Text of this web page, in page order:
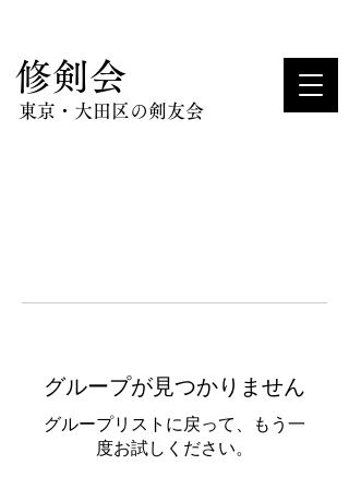
​修剣会
東京・大田区の剣友会
グループが見つかりません
グループリストに戻って、もう一
度お試しください。